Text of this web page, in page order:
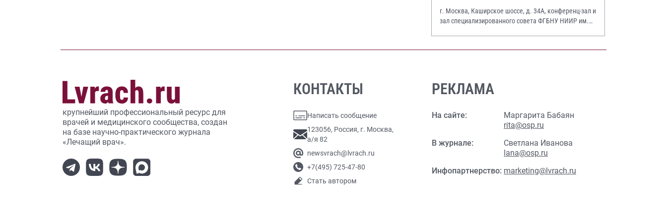
г. Москва, Каширское шоссе, д. 34А, конференц-зал и
зал специализированного совета ФГБНУ НИИР им.
крупнейший профессиональный ресурс для
врачей и медицинского сообщества, создан
на базе научно-практического журнала
«Лечащий врач».
КОНТАКТЫ
Написать сообщение
123056, Россия, г. Москва,
а/я 82
newsvrach@lvrach.ru
+7(495) 725-47-80
Стать автором
РЕКЛАМА
На сайте:
Маргарита Бабаян
rita@osp.ru
В журнале:
Светлана Иванова
lana@osp.ru
Инфопартнерство: marketing@lvrach.ru